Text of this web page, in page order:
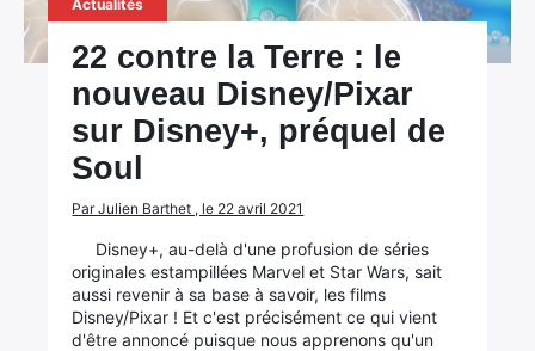
Actualités
22 contre la Terre : le
nouveau Disney/Pixar
sur Disney+, préquel de
Soul
Par Julien Barthet , le 22 avril 2021
Disney+, au-delà d'une profusion de séries
originales estampillées Marvel et Star Wars, sait
aussi revenir à sa base à savoir, les films
Disney/Pixar ! Et c'est précisément ce qui vient
d'être annoncé puisque nous apprenons qu'un